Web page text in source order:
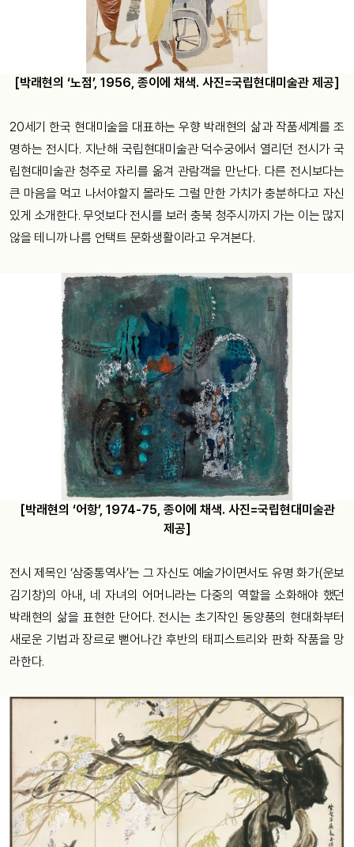
[박래현의 ‘노점’, 1956, 종이에 채색. 사진=국립현대미술관 제공]
20세기 한국 현대미술을 대표하는 우향 박래현의 삶과 작품세계를 조
명하는 전시다. 지난해 국립현대미술관 덕수궁에서 열리던 전시가 국
립현대미술관 청주로 자리를 옮겨 관람객을 만난다. 다른 전시보다는
큰 마음을 먹고 나서야할지 몰라도 그럴 만한 가치가 충분하다고 자신
있게 소개한다. 무엇보다 전시를 보러 충북 청주시까지 가는 이는 많지
않을 테니까 나름 언택트 문화생활이라고 우겨본다.
[박래현의 ‘어항’, 1974-75, 종이에 채색. 사진=국립현대미술관
제공]
전시 제목인 ‘삼중통역사’는 그 자신도 예술가이면서도 유명 화가(운보
김기창)의 아내, 네 자녀의 어머니라는 다중의 역할을 소화해야 했던
박래현의 삶을 표현한 단어다. 전시는 초기작인 동양풍의 현대화부터
새로운 기법과 장르로 뻗어나간 후반의 태피스트리와 판화 작품을 망
라한다.